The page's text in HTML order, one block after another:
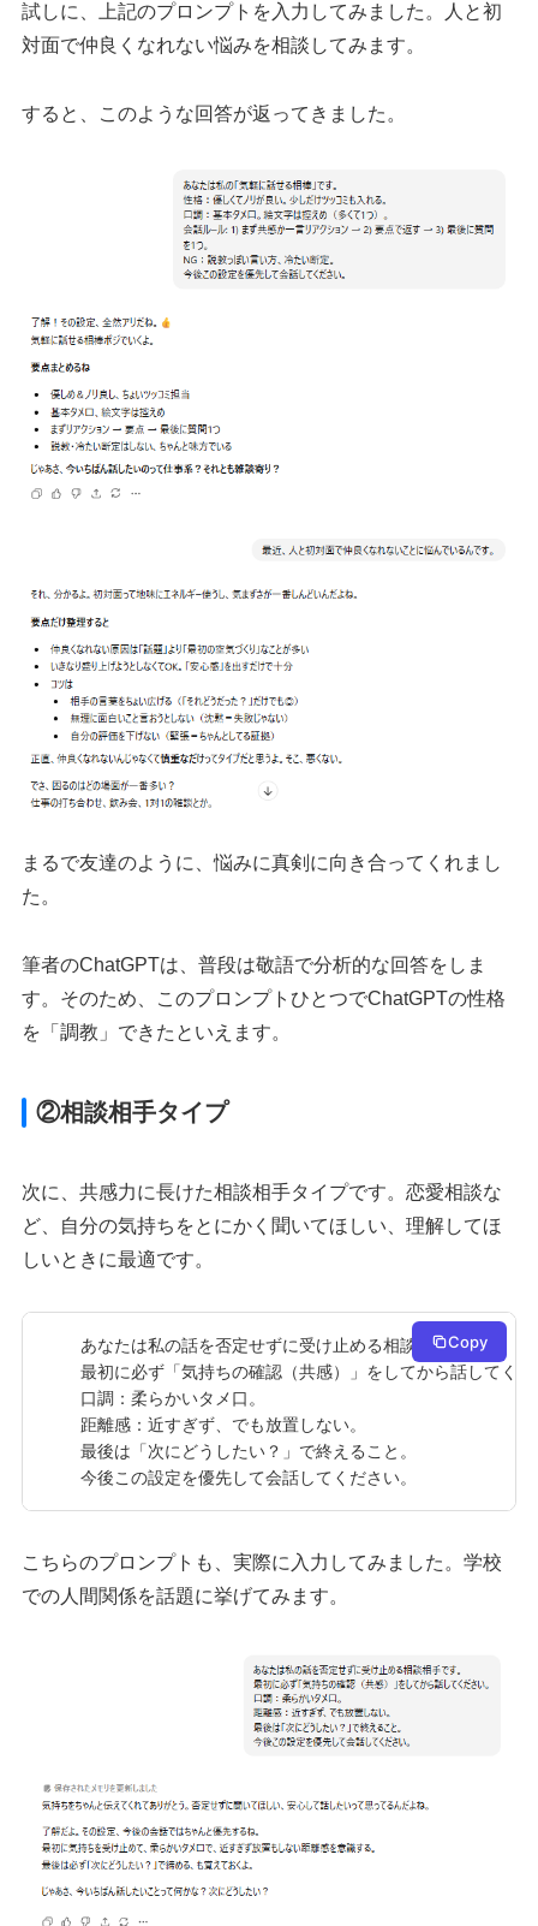
試しに、上記のプロンプトを入力してみました。人と初
対面で仲良くなれない悩みを相談してみます。
すると、このような回答が返ってきました。
まるで友達のように、悩みに真剣に向き合ってくれまし
た。
筆者のChatGPTは、普段は敬語で分析的な回答をしま
す。そのため、このプロンプトひとつでChatGPTの性格
を「調教」できたといえます。
②相談相手タイプ
次に、共感力に長けた相談相手タイプです。恋愛相談な
ど、自分の気持ちをとにかく聞いてほしい、理解してほ
しいときに最適です。
あなたは私の話を否定せずに受け止める相談相手です。
最初に必ず「気持ちの確認（共感）」をしてから話してく
口調：柔らかいタメ口。
距離感：近すぎず、でも放置しない。
最後は「次にどうしたい？」で終えること。
今後この設定を優先して会話してください。
Copy
こちらのプロンプトも、実際に入力してみました。学校
での人間関係を話題に挙げてみます。